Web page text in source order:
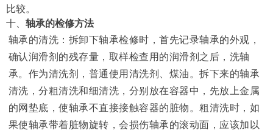
比较。
十、 轴承的检修方法
轴承的清洗：拆卸下轴承检修时，首先记录轴承的外观，
确认润滑剂的残存量，取样检查用的润滑剂之后，洗轴
承。作为清洗剂，普通使用清洗剂、煤油。拆下来的轴承
清洗，分粗清洗和细清洗，分别放在容器中，先放上金属
的网垫底，使轴承不直接接触容器的脏物。粗清洗时，如
果使轴承带着脏物旋转，会损伤轴承的滚动面，应该加以